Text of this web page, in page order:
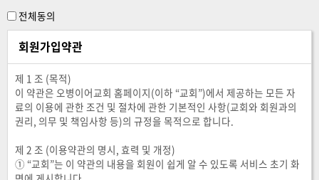
전체동의
회원가입약관